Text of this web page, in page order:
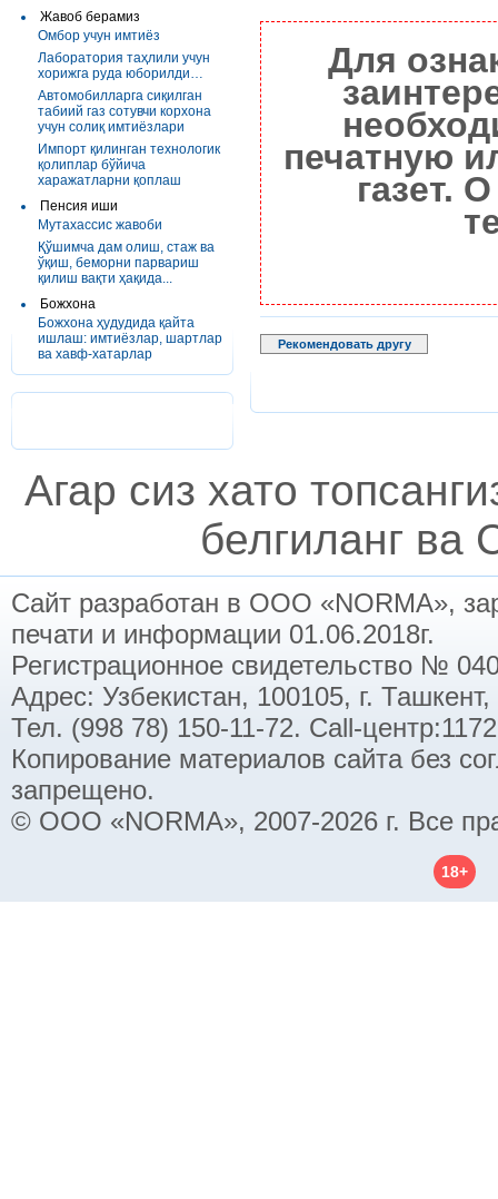
Жавоб берамиз
Омбор учун имтиёз
Лаборатория таҳлили учун
хорижга руда юборилди…
Автомобилларга сиқилган
табиий газ сотувчи корхона
учун солиқ имтиёзлари
Импорт қилинган технологик
қолиплар бўйича
харажатларни қоплаш
Пенсия иши
Мутахассис жавоби
Қўшимча дам олиш, стаж ва
ўқиш, беморни парвариш
қилиш вақти ҳақида...
Божхона
Божхона ҳудудида қайта
ишлаш: имтиёзлар, шартлар
ва хавф-хатарлар
Для
печатную
газет.
Рекомендовать другу
Агар сиз хато
белгиланг ва
Сайт разработан в ООО «NORMA»,
печати и информации 01.06.2018г.
Регистрационное свидетельство №
Адрес: Узбекистан, 100105, г.
Тел. (998 78) 150-11-72. Call-
Копирование материалов сайта без
запрещено.
© ООО «NORMA», 2007-2026 г. Все
18+